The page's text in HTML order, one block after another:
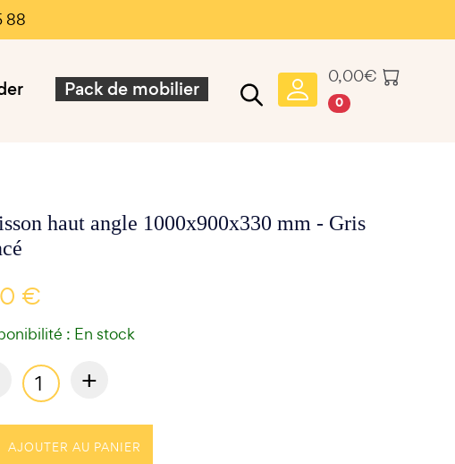
88
0,00€
0
Pack de mobilier
haut angle 1000x900x330 mm - Gris
€
: En stock
+
AJOUTER AU PANIER